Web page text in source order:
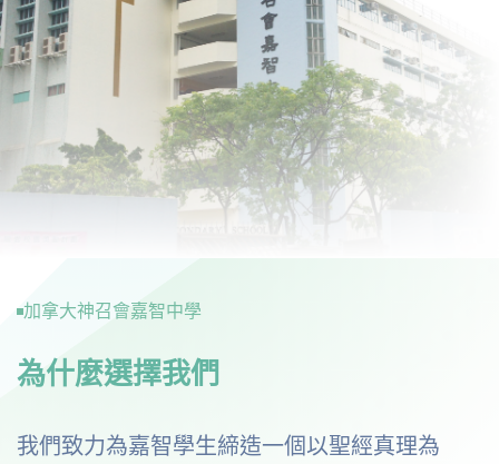
加拿大神召會嘉智中學
為什麼選擇我們
我們致力為嘉智學生締造一個以聖經真理為